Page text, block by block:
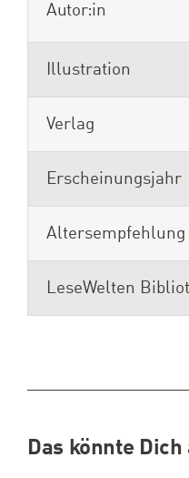
Autor:in
Illustration
Verlag
Erscheinungsjahr
Altersempfehlung
LeseWelten
Das könnte